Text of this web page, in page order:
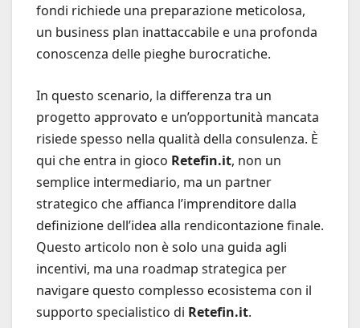
fondi richiede una preparazione meticolosa,
un business plan inattaccabile e una profonda
conoscenza delle pieghe burocratiche.
In questo scenario, la differenza tra un
progetto approvato e un’opportunità mancata
risiede spesso nella qualità della consulenza. È
qui che entra in gioco Retefin.it, non un
semplice intermediario, ma un partner
strategico che affianca l’imprenditore dalla
definizione dell’idea alla rendicontazione finale.
Questo articolo non è solo una guida agli
incentivi, ma una roadmap strategica per
navigare questo complesso ecosistema con il
supporto specialistico di Retefin.it.